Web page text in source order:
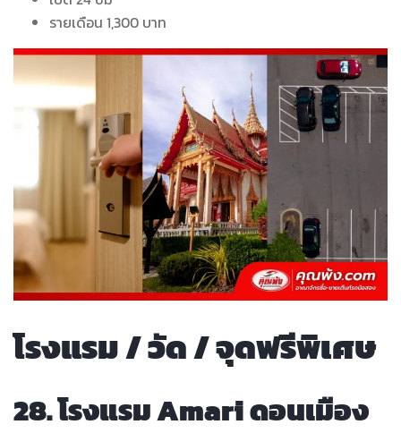
รายเดือน 1,300 บาท
โรงแรม / วัด / จุดฟรีพิเศษ
28. โรงแรม Amari ดอนเมือง